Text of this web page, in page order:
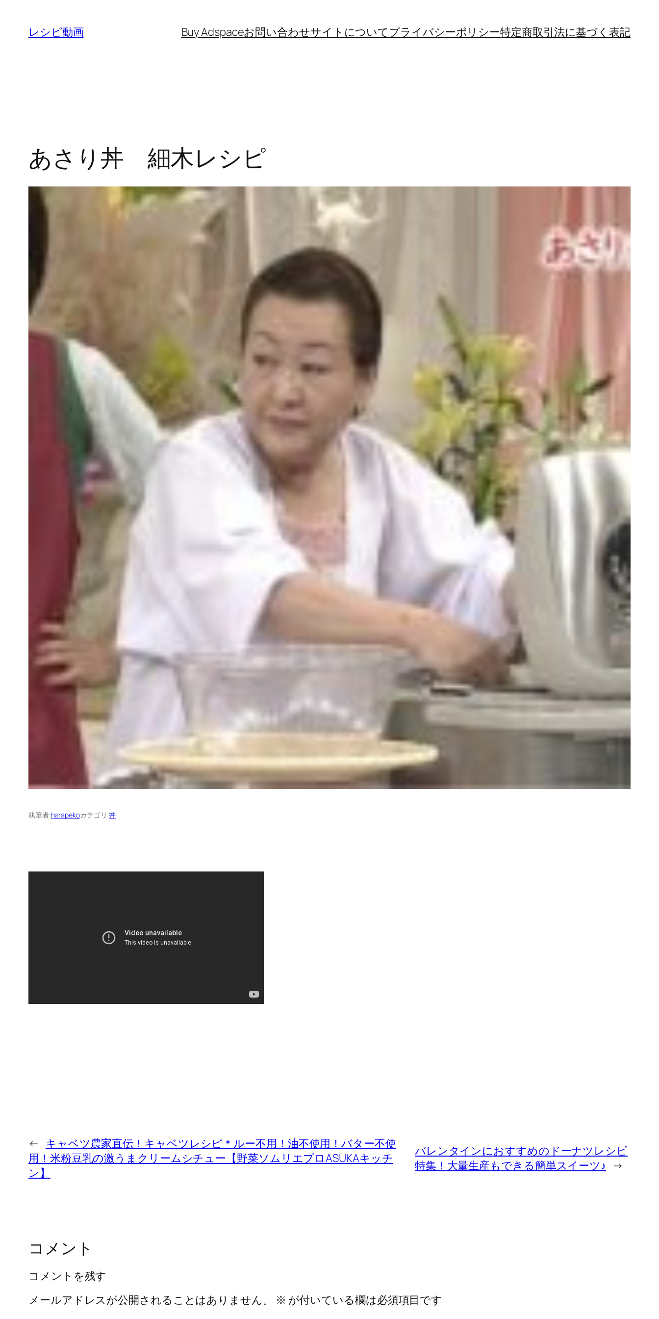
レシピ動画 Buy Adspaceお問い合わせサイトについてプライバシーポリシー特定商取引法に基づく表記
あさり丼 細木レシピ
執筆者:harapekoカテゴリ:丼
← キャベツ農家直伝！キャベツレシピ＊ルー不用！油不使用！バター不使
用！米粉豆乳の激うまクリームシチュー【野菜ソムリエプロASUKAキッチ
ン】
バレンタインにおすすめのドーナツレシピ
特集！大量生産もできる簡単スイーツ♪ →
コメント
コメントを残す
メールアドレスが公開されることはありません。
※ が付いている欄は必須項目です